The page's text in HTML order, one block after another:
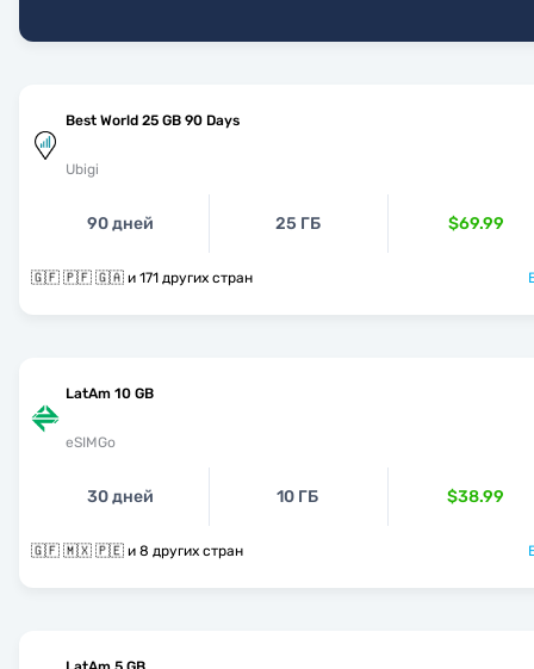
Best World 25 GB 90 Days
Ubigi
90 дней 25 ГБ $69.99
🇬🇫 🇵🇫 🇬🇦 и 171 других стран
LatAm 10 GB
eSIMGo
30 дней 10 ГБ $38.99
🇬🇫 🇲🇽 🇵🇪 и 8 других стран